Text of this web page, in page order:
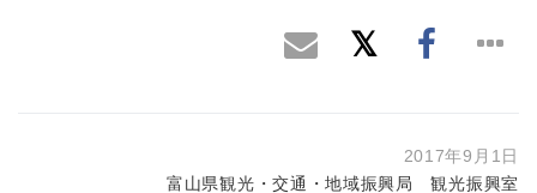
2017年9月1日
富山県観光・交通・地域振興局 観光振興室